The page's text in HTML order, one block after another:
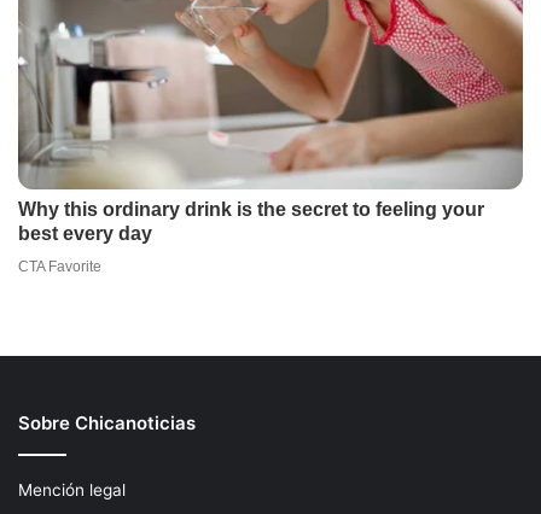
Sobre Chicanoticias
Mención legal